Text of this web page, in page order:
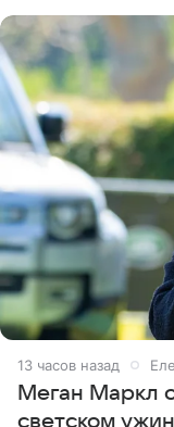
13 часов назад
Меган Маркл
светском